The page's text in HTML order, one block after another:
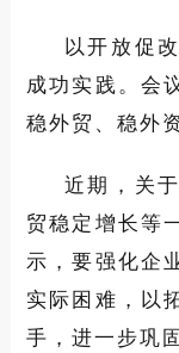
以开放促
成功实践。会
稳外贸、稳外资
近期，关
贸稳定增长等
示，要强化企
实际困难，以
手，进一步巩